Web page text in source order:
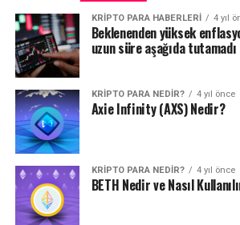
KRIPTO PARA HABERLERI 4 yıl
Beklenenden yüksek
uzun süre aşağıda tutamadı
KRIPTO PARA NEDIR? 4 yıl önce
Axie Infinity (AXS) Nedir?
KRIPTO PARA NEDIR? 4 yıl önce
BETH Nedir ve Nasıl